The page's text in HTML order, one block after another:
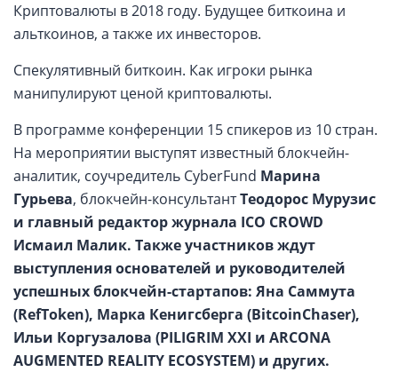
Криптовалюты в 2018 году. Будущее биткоина и
альткоинов, а также их инвесторов.
Спекулятивный биткоин. Как игроки рынка
манипулируют ценой криптовалюты.
В программе конференции 15 спикеров из 10 стран.
На мероприятии выступят известный блокчейн-
аналитик, соучредитель CyberFund Марина
Гурьева, блокчейн-консультантТеодорос Мурузис
и главный редактор журнала ICO CROWD
Исмаил Малик. Также участников ждут
выступления основателей и руководителей
успешных блокчейн-стартапов: Яна Саммута
(RefToken), Марка Кенигсберга (BitcoinChaser),
Ильи Коргузалова (PILIGRIM XXI и ARCONA
AUGMENTED REALITY ECOSYSTEM) и других.